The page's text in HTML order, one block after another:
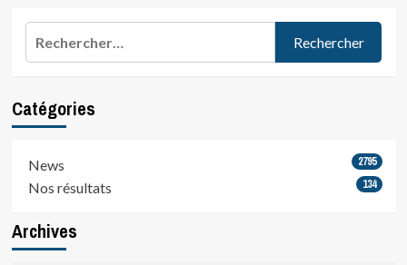
Catégories
News 2795
Nos résultats 134
Archives